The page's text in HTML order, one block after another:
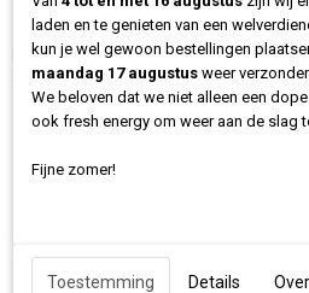
Home>Diverse>Geendagsvlieg Totebag
laden en te genieten van een
kun je wel gewoon bestellingen
maandag 17 augustus weer
We beloven dat we niet alleen een
ook fresh energy om weer aan de slag
Fijne zomer!
Toestemming Details Over